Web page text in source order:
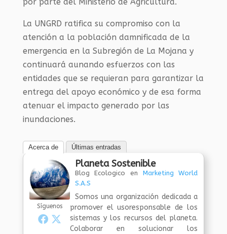
La UNGRD ratifica su compromiso con la
atención a la población damnificada de la
emergencia en la Subregión de La Mojana y
continuará aunando esfuerzos con las
entidades que se requieran para garantizar la
entrega del apoyo económico y de esa forma
atenuar el impacto generado por las
inundaciones.​
Acerca de Últimas entradas
Síguenos
Planeta Sostenible
Blog Ecologico en Marketing World
S.A.S
Somos una organización dedicada a
promover el usoresponsable de los
sistemas y los recursos del planeta.
Colaborar en solucionar los